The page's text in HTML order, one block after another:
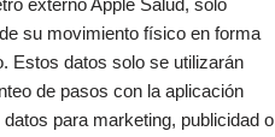
externo Apple Salud, solo
su movimiento físico en forma
Estos datos solo se utilizarán
de pasos con la aplicación
para marketing, publicidad o